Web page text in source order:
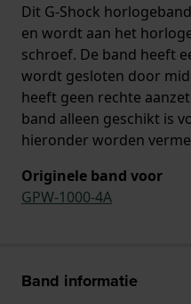
Dit G-Shock
en wordt aan het
schroef. De band heeft
wordt gesloten door
heeft geen rechte
band alleen geschikt is
hieronder worden
Originele band voor
GPW-1000-4A
Band informatie